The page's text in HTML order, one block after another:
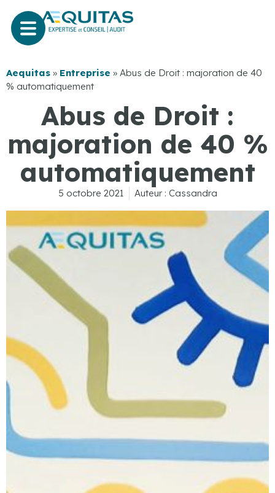
Aequitas » Entreprise » Abus de Droit : majoration de 40
% automatiquement
Abus de Droit :
majoration de 40 %
automatiquement
5 octobre 2021 Auteur : Cassandra